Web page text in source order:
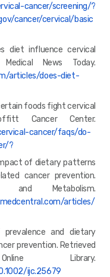
cancer/screening/?
cancer/cervical/basic
diet influence cervical
News Today.
articles/does-diet-
foods fight cervical
Cancer Center.
cancer/faqs/do-
?
of dietary patterns
cancer prevention.
and Metabolism.
articles/
prevalence and dietary
prevention. Retrieved
Library.
ijc.25679